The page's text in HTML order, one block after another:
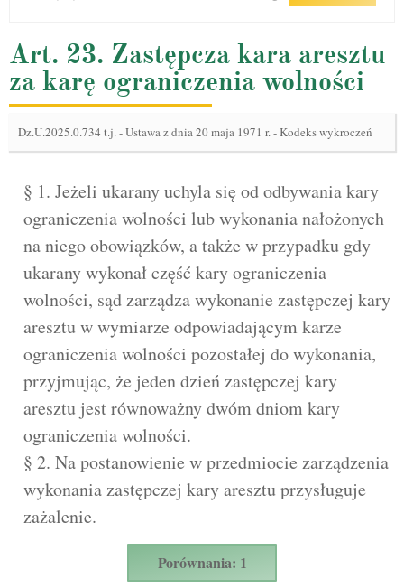
Art. 23. Zastępcza kara aresztu
za karę ograniczenia wolności
Dz.U.2025.0.734 t.j.-Ustawa z dnia 20 maja 1971 r. - Kodeks wykroczeń
§ 1. Jeżeli ukarany uchyla się od odbywania kary
ograniczenia wolności lub wykonania nałożonych
na niego obowiązków, a także w przypadku gdy
ukarany wykonał część kary ograniczenia
wolności, sąd zarządza wykonanie zastępczej kary
aresztu w wymiarze odpowiadającym karze
ograniczenia wolności pozostałej do wykonania,
przyjmując, że jeden dzień zastępczej kary
aresztu jest równoważny dwóm dniom kary
ograniczenia wolności.
§ 2. Na postanowienie w przedmiocie zarządzenia
wykonania zastępczej kary aresztu przysługuje
zażalenie.
Porównania: 1